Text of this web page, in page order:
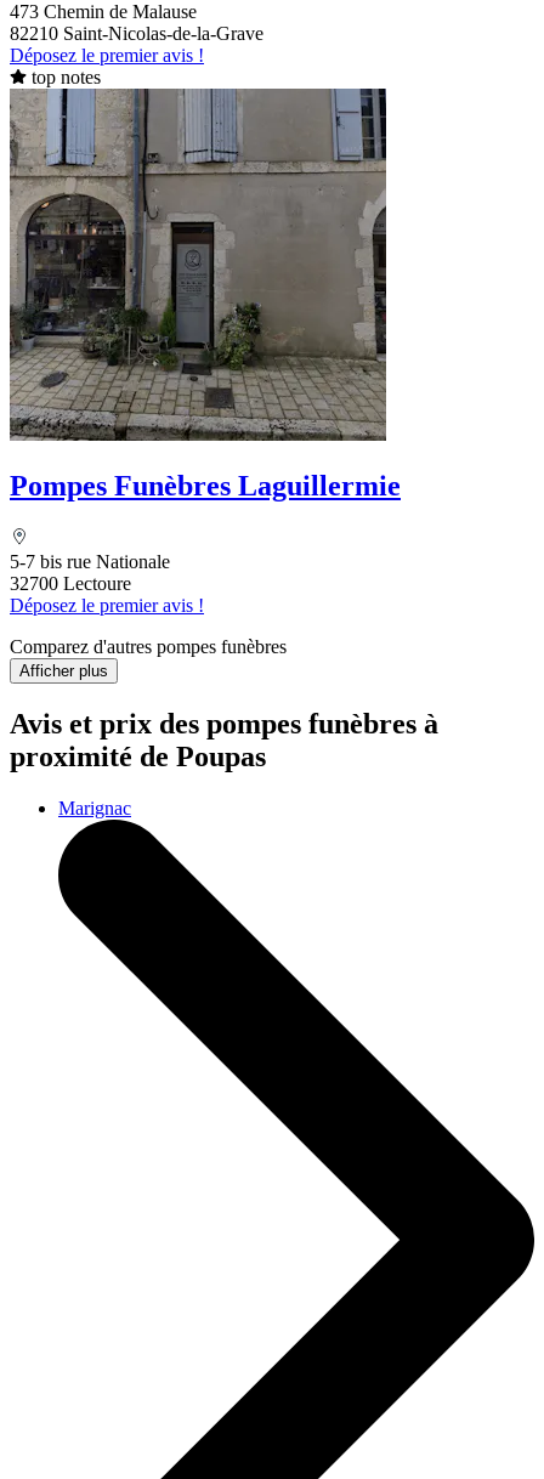
473 Chemin de Malause
82210 Saint-Nicolas-de-la-Grave
Déposez le premier avis !
top notes
Pompes Funèbres Laguillermie
5-7 bis rue Nationale
32700 Lectoure
Déposez le premier avis !
Comparez d'autres pompes funèbres
Afficher plus
Avis et prix des pompes funèbres à
proximité de Poupas
Marignac